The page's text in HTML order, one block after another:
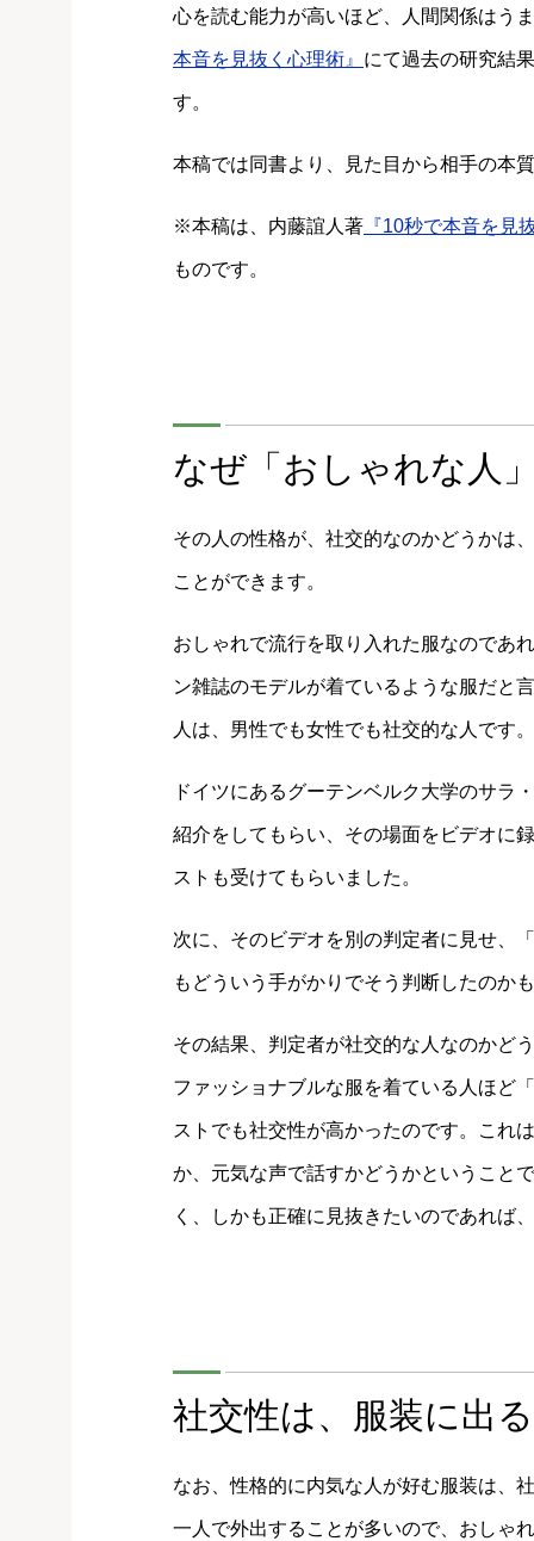
心を読む能力が高いほど、人間関係は
本音を見抜く心理術』 にて過去の研究結
す。
本稿では同書より、見た目から相手の本
※本稿は、内藤誼人著 『10秒で本音を見
ものです。
なぜ「おしゃれな人
その人の性格が、社交的なのかどうかは
ことができます。
おしゃれで流行を取り入れた服なのであ
ン雑誌のモデルが着ているような服だと
人は、男性でも女性でも社交的な人です。
ドイツにあるグーテンベルク大学のサラ
紹介をしてもらい、その場面をビデオに
ストも受けてもらいました。
次に、そのビデオを別の判定者に見せ、
もどういう手がかりでそう判断したのか
その結果、判定者が社交的な人なのかど
ファッショナブルな服を着ている人ほど
ストでも社交性が高かったのです。これ
か、元気な声で話すかどうかということ
く、しかも正確に見抜きたいのであれば
社交性は、服装に出る
なお、性格的に内気な人が好む服装は、
一人で外出することが多いので、おしゃ